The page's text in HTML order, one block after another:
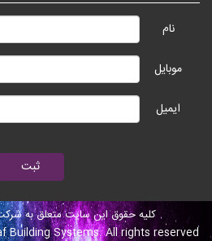
نام
موبایل
ایمیل
کلیه حقوق این سایت متعلق به
Building Systems. All rights reserved.